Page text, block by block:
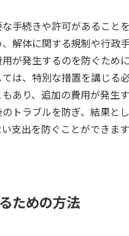
手続きや許可があること
解体に関する規制や行政
が発生するのを防ぐため
は、特別な措置を講じる
あり、追加の費用が発生
トラブルを防ぎ、結果と
支出を防ぐことができます
ための方法